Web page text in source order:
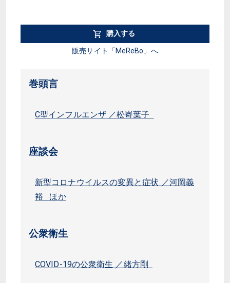
購入する
販売サイト「MeReBo」へ
巻頭言
C型インフルエンザ ／松㟢葉子
座談会
新型コロナウイルスの変異と症状 ／河岡義
裕 ほか
公衆衛生
COVID-19の公衆衛生 ／緒方剛